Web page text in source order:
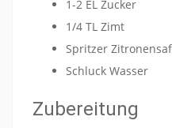
1-2 EL Zucker
1/4 TL Zimt
Spritzer
Schluck Wasser
Zubereitung